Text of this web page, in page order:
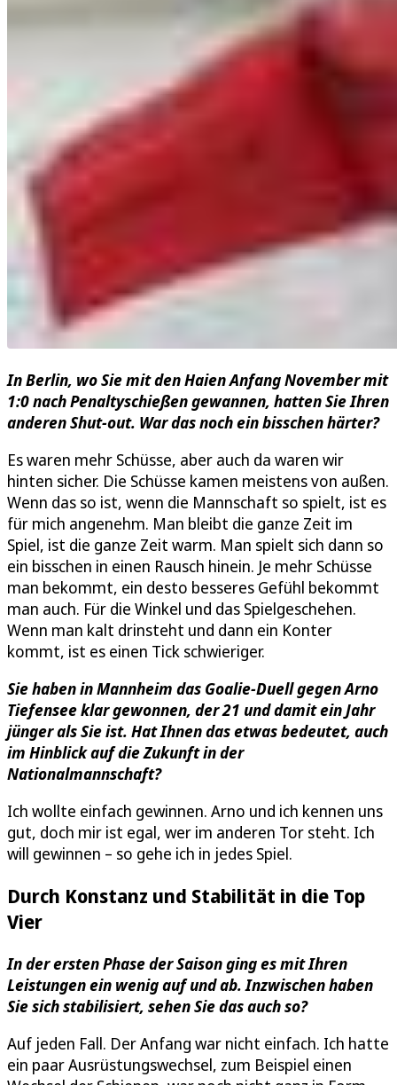
In Berlin, wo Sie mit den Haien Anfang November mit
1:0 nach Penaltyschießen gewannen, hatten Sie Ihren
anderen Shut-out. War das noch ein bisschen härter?
Es waren mehr Schüsse, aber auch da waren wir
hinten sicher. Die Schüsse kamen meistens von außen.
Wenn das so ist, wenn die Mannschaft so spielt, ist es
für mich angenehm. Man bleibt die ganze Zeit im
Spiel, ist die ganze Zeit warm. Man spielt sich dann so
ein bisschen in einen Rausch hinein. Je mehr Schüsse
man bekommt, ein desto besseres Gefühl bekommt
man auch. Für die Winkel und das Spielgeschehen.
Wenn man kalt drinsteht und dann ein Konter
kommt, ist es einen Tick schwieriger.
Sie haben in Mannheim das Goalie-Duell gegen Arno
Tiefensee klar gewonnen, der 21 und damit ein Jahr
jünger als Sie ist. Hat Ihnen das etwas bedeutet, auch
im Hinblick auf die Zukunft in der
Nationalmannschaft?
Ich wollte einfach gewinnen. Arno und ich kennen uns
gut, doch mir ist egal, wer im anderen Tor steht. Ich
will gewinnen – so gehe ich in jedes Spiel.
Durch Konstanz und Stabilität in die Top
Vier
In der ersten Phase der Saison ging es mit Ihren
Leistungen ein wenig auf und ab. Inzwischen haben
Sie sich stabilisiert, sehen Sie das auch so?
Auf jeden Fall. Der Anfang war nicht einfach. Ich hatte
ein paar Ausrüstungswechsel, zum Beispiel einen